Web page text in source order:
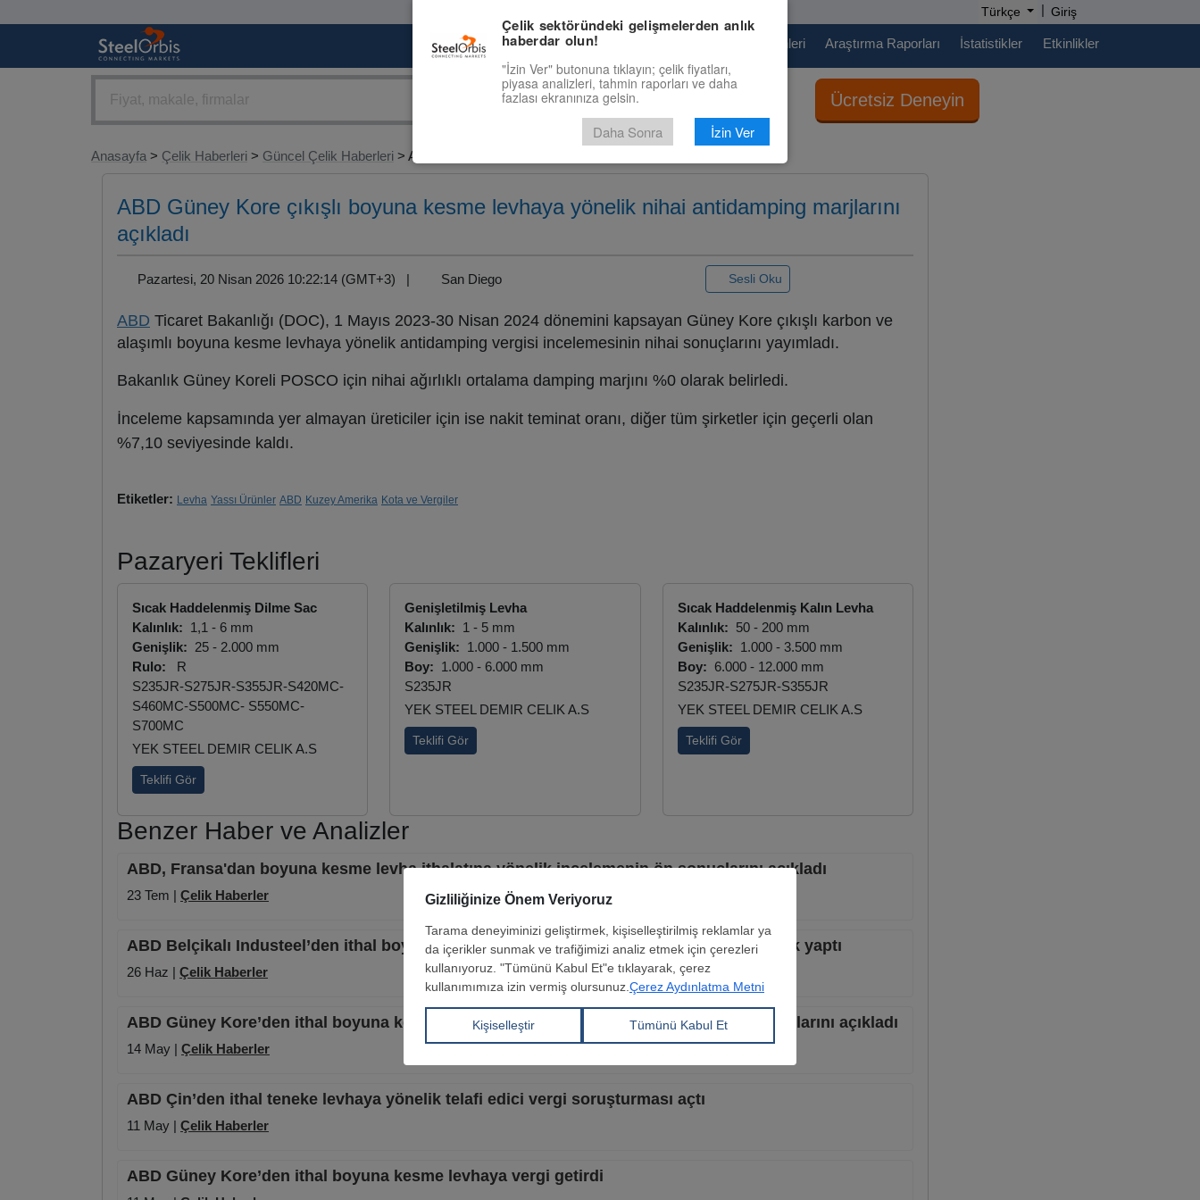
Türkçe | Giriş
Pazaryeri Fiyat Tahminleri Araştırma Raporları İstatistikler Etkinlikler
Ücretsiz Deneyin
Anasayfa > Çelik Haberleri > Güncel Çelik Haberleri > ABD...
ABD Güney Kore çıkışlı boyuna kesme levhaya yönelik nihai antidamping marjlarını
açıkladı
Pazartesi, 20 Nisan 2026 10:22:14 (GMT+3) | San Diego Sesli Oku
ABD Ticaret Bakanlığı (DOC), 1 Mayıs 2023-30 Nisan 2024 dönemini kapsayan Güney Kore çıkışlı karbon ve
alaşımlı boyuna kesme levhaya yönelik antidamping vergisi incelemesinin nihai sonuçlarını yayımladı.
Bakanlık Güney Koreli POSCO için nihai ağırlıklı ortalama damping marjını %0 olarak belirledi.
İnceleme kapsamında yer almayan üreticiler için ise nakit teminat oranı, diğer tüm şirketler için geçerli olan
%7,10 seviyesinde kaldı.
Etiketler: Levha Yassı Ürünler ABD Kuzey Amerika Kota ve Vergiler
Pazaryeri Teklifleri
Sıcak Haddelenmiş Dilme Sac
Kalınlık: 1,1 - 6 mm
Genişlik: 25 - 2.000 mm
Rulo:
R
S235JR-S275JR-S355JR-S420MC-
S460MC-S500MC- S550MC-
S700MC
YEK STEEL DEMIR CELIK A.S
Teklifi Gör
Genişletilmiş Levha
Kalınlık: 1 - 5 mm
Genişlik: 1.000 - 1.500 mm
Boy: 1.000 - 6.000 mm
S235JR
YEK STEEL DEMIR CELIK A.S
Teklifi Gör
Sıcak Haddelenmiş Kalın Levha
Kalınlık: 50 - 200 mm
Genişlik: 1.000 - 3.500 mm
Boy: 6.000 - 12.000 mm
S235JR-S275JR-S355JR
YEK STEEL DEMIR CELIK A.S
Teklifi Gör
Benzer Haber ve Analizler
ABD, Fransa'dan boyuna kesme levha ithalatına yönelik incelemenin ön sonuçlarını açıkladı
23 Tem | Çelik Haberler
ABD Belçikalı Industeel’den ithal boyuna kesme levhaya uygulanan vergilerde değişiklik yaptı
26 Haz | Çelik Haberler
ABD Güney Kore’den ithal boyuna kesme levhaya yönelik vergi incelemesinin ön sonuçlarını açıkladı
14 May | Çelik Haberler
ABD Çin’den ithal teneke levhaya yönelik telafi edici vergi soruşturması açtı
11 May | Çelik Haberler
ABD Güney Kore’den ithal boyuna kesme levhaya vergi getirdi
Çelik sektöründeki gelişmelerden anlık
haberdar olun!
"İzin Ver" butonuna tıklayın; çelik fiyatları,
piyasa analizleri, tahmin raporları ve daha
fazlası ekranınıza gelsin.
Daha Sonra İzin Ver